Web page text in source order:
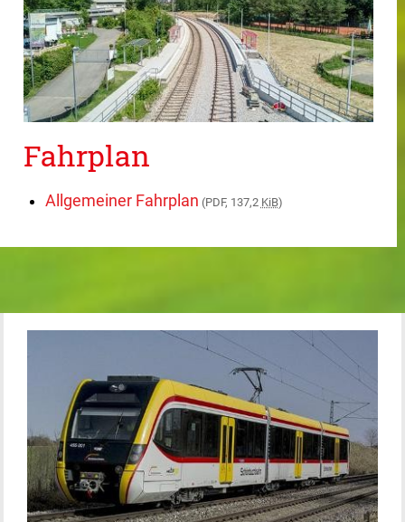
Fahrplan
Allgemeiner Fahrplan (PDF, 137,2 KiB)